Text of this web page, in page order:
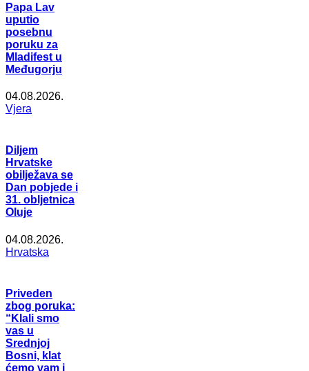
Papa Lav
uputio
posebnu
poruku za
Mladifest u
Međugorju
04.08.2026.
Vjera
Diljem
Hrvatske
obilježava se
Dan pobjede i
31. obljetnica
Oluje
04.08.2026.
Hrvatska
Priveden
zbog poruka:
“Klali smo
vas u
Srednjoj
Bosni, klat
ćemo vam i